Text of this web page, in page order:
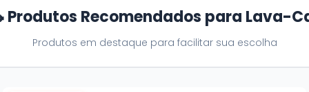
Produtos Recomendados para Lava-
Produtos em destaque para facilitar sua escolha